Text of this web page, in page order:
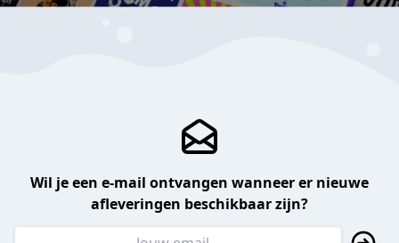
Wil je een e-mail ontvangen wanneer er nieuwe
afleveringen beschikbaar zijn?